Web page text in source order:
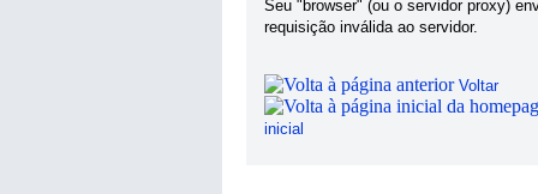
Seu "browser" (ou o servidor proxy)
requisição inválida ao servidor.
Voltar
inicial